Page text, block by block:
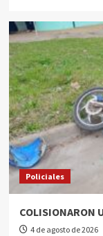
Policiales
COLISIONARON
4 de agosto de 2026